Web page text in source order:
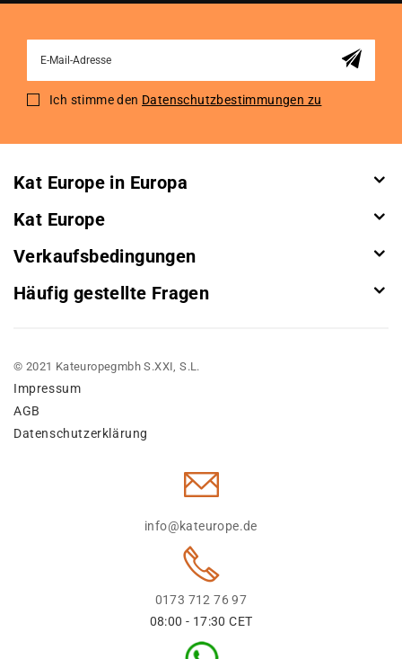
for
Ich stimme den Datenschutzbestimmungen zu
Kat Europe in Europa
Kat Europe
Verkaufsbedingungen
Häufig gestellte Fragen
© 2021 Kateuropegmbh S.XXI, S.L.
Impressum
AGB
Datenschutzerklärung
info@kateurope.de
0173 712 76 97
08:00 - 17:30 CET